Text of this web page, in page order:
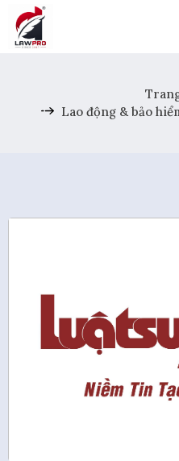
Lao động & bảo